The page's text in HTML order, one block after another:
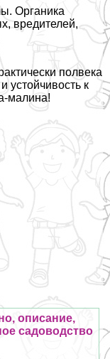
Органика
вредителей,
полвека
устойчивость к
малина!
описание,
садоводство